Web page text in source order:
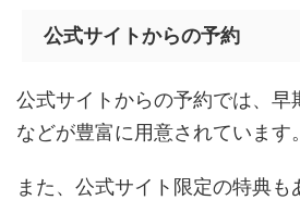
公式サイトからの予約
公式サイトからの予約では、早
などが豊富に用意されています。
また、公式サイト限定の特典も